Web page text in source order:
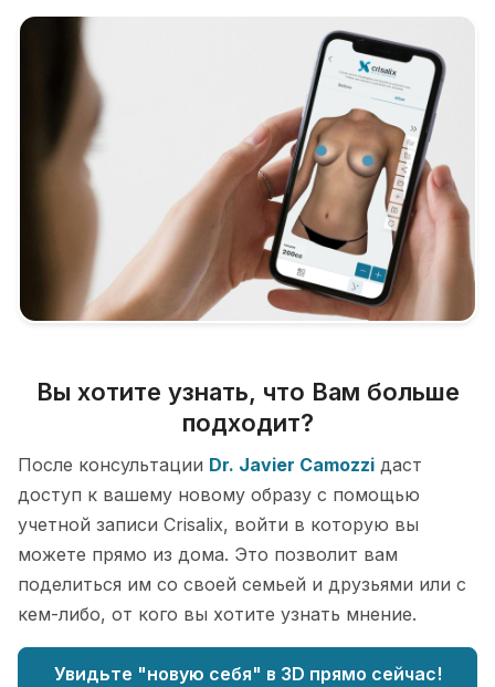
Вы хотите узнать, что Вам больше
подходит?
После консультации Dr. Javier Camozzi даст
доступ к вашему новому образу с помощью
учетной записи Crisalix, войти в которую вы
можете прямо из дома. Это позволит вам
поделиться им со своей семьей и друзьями или с
кем-либо, от кого вы хотите узнать мнение.
Увидьте "новую себя" в 3D прямо сейчас!